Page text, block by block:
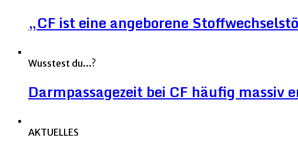
„CF ist eine angeborene
Wusstest du...?
Darmpassagezeit bei CF häufig massiv
AKTUELLES